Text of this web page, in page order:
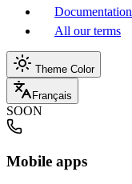
Documentation
All our terms
Theme Color
Français
SOON
Mobile apps